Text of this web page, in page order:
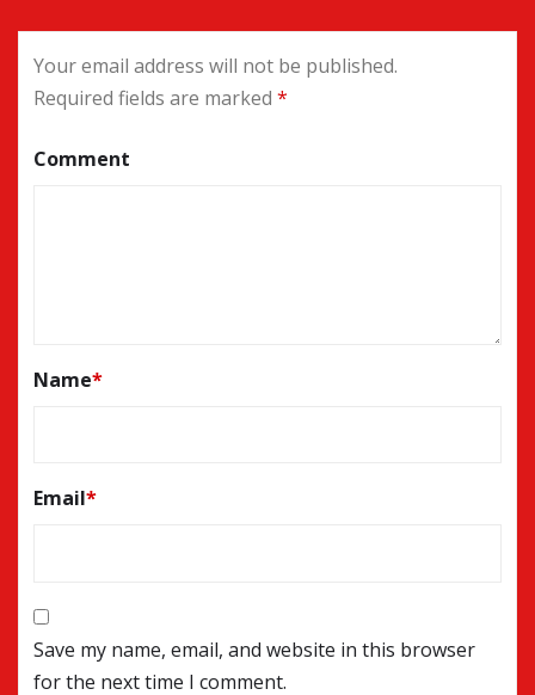
Your email address will not be published.
Required fields are marked *
Comment
Name*
Email*
Save my name, email, and website in this browser
for the next time I comment.